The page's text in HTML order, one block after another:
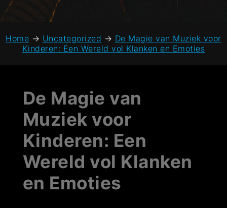
Home → Uncategorized → De Magie van Muziek voor
Kinderen: Een Wereld vol Klanken en Emoties
De Magie van
Muziek voor
Kinderen: Een
Wereld vol Klanken
en Emoties